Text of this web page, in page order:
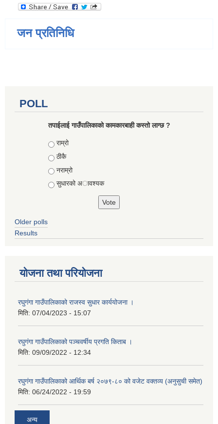
जन प्रतिनिधि
POLL
तपाईलाई गाउँपालिकाको कामकारबाही कस्तो लाग्छ ?
Choices
राम्रो
ठीकै
नराम्रो
सुधारको अावश्यक
Older polls
Results
योजना तथा परियोजना
रघुगंगा गाउँपालिकाको राजस्व सुधार कार्ययोजना ।
मिति: 07/04/2023 - 15:07
रघुगंगा गाउँपालिकाको पञ्चवर्षीय प्रगति किताब ।
मिति: 09/09/2022 - 12:34
रघुगंगा गाउँपालिकाको आर्थिक बर्ष २०७९-८० को वजेट वक्तव्य (अनुसुची समेत)
मिति: 06/24/2022 - 19:59
अन्य